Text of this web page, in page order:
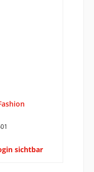
sichtbar